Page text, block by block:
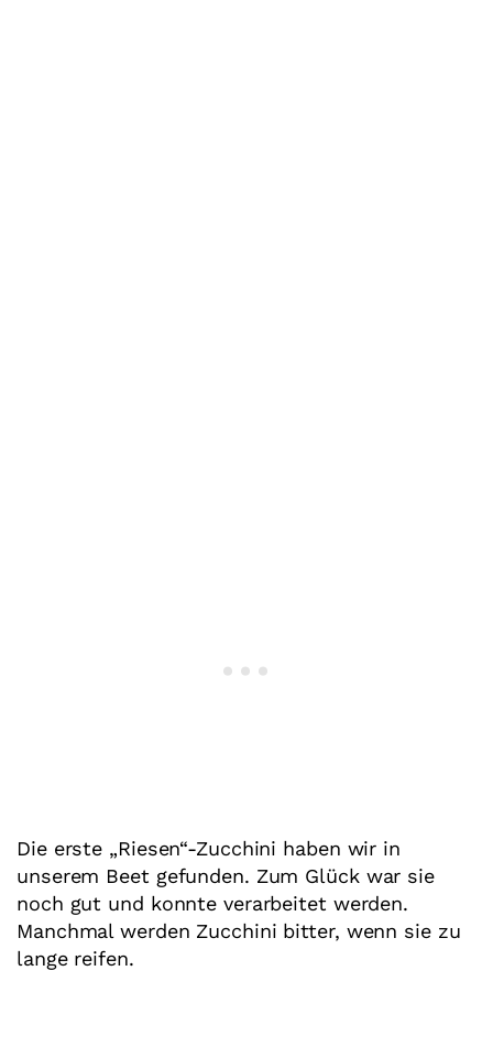
Die erste „Riesen“-Zucchini haben wir in
unserem Beet gefunden. Zum Glück war sie
noch gut und konnte verarbeitet werden.
Manchmal werden Zucchini bitter, wenn sie zu
lange reifen.